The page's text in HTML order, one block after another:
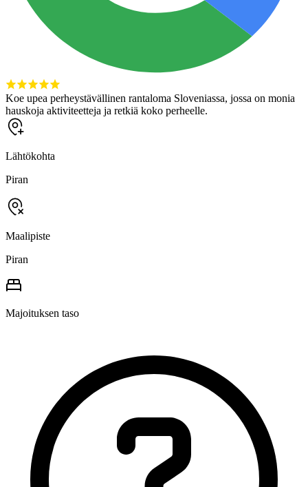
Koe upea perheystävällinen rantaloma Sloveniassa, jossa on monia
hauskoja aktiviteetteja ja retkiä koko perheelle.
Lähtökohta
Piran
Maalipiste
Piran
Majoituksen taso